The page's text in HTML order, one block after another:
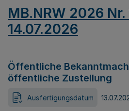
MB.NRW 2026 Nr.
14.07.2026
Öffentliche
öffentliche Zustellung
Ausfertigungsdatum